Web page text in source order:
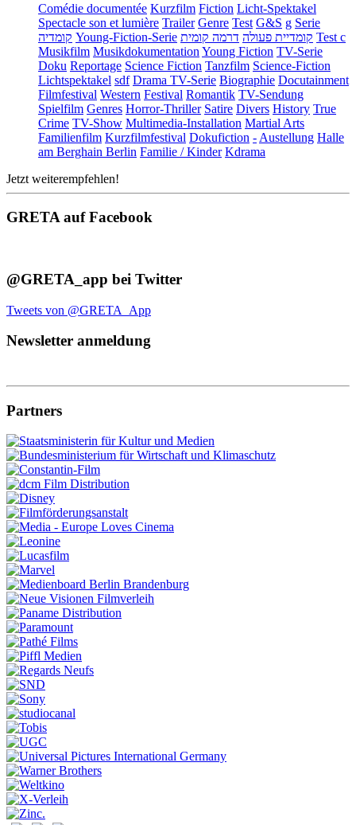
Comédie documentée Kurzfilm Fiction Licht-Spektakel
Spectacle son et lumière Trailer Genre Test G&S g Serie
קומדיה Young-Fiction-Serie קומדיית פעולה דרמה קומית
Test c
Musikfilm Musikdokumentation Young Fiction TV-Serie
Doku Reportage Science Fiction Tanzfilm Science-Fiction
Lichtspektakel sdf Drama TV-Serie Biographie Docutainment
Filmfestival Western Festival Romantik TV-Sendung
Spielfilm Genres Horror-Thriller Satire Divers History True
Crime TV-Show Multimedia-Installation Martial Arts
Familienfilm Kurzfilmfestival Dokufiction - Austellung Halle
am Berghain Berlin Familie / Kinder Kdrama
Jetzt weiterempfehlen!
GRETA auf Facebook
@GRETA_app bei Twitter
Tweets von @GRETA_App
Newsletter anmeldung
Partners